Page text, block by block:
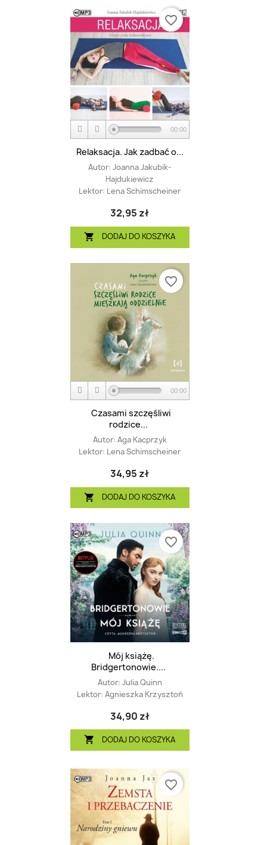
00:00
Relaksacja. Jak zadbać o...
Autor: Joanna Jakubik-
Hajdukiewicz
Lektor: Lena Schimscheiner
32,95 zł
 DODAJ DO KOSZYKA
favorite_border
00:00
Czasami szczęśliwi
rodzice...
Autor: Aga Kacprzyk
Lektor: Lena Schimscheiner
34,95 zł
 DODAJ DO KOSZYKA
favorite_border
Mój książę.
Bridgertonowie....
Autor: Julia Quinn
Lektor: Agnieszka Krzysztoń
34,90 zł
 DODAJ DO KOSZYKA
favorite_border
favorite_border